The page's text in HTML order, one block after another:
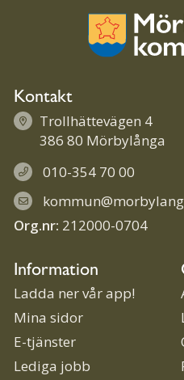
Kontakt
Trollhättevägen 4
386 80 Mörbylånga
010-354 70 00
Org.nr: 212000-0704
Information
Ladda ner vår app!
Mina sidor
E-tjänster
Lediga jobb